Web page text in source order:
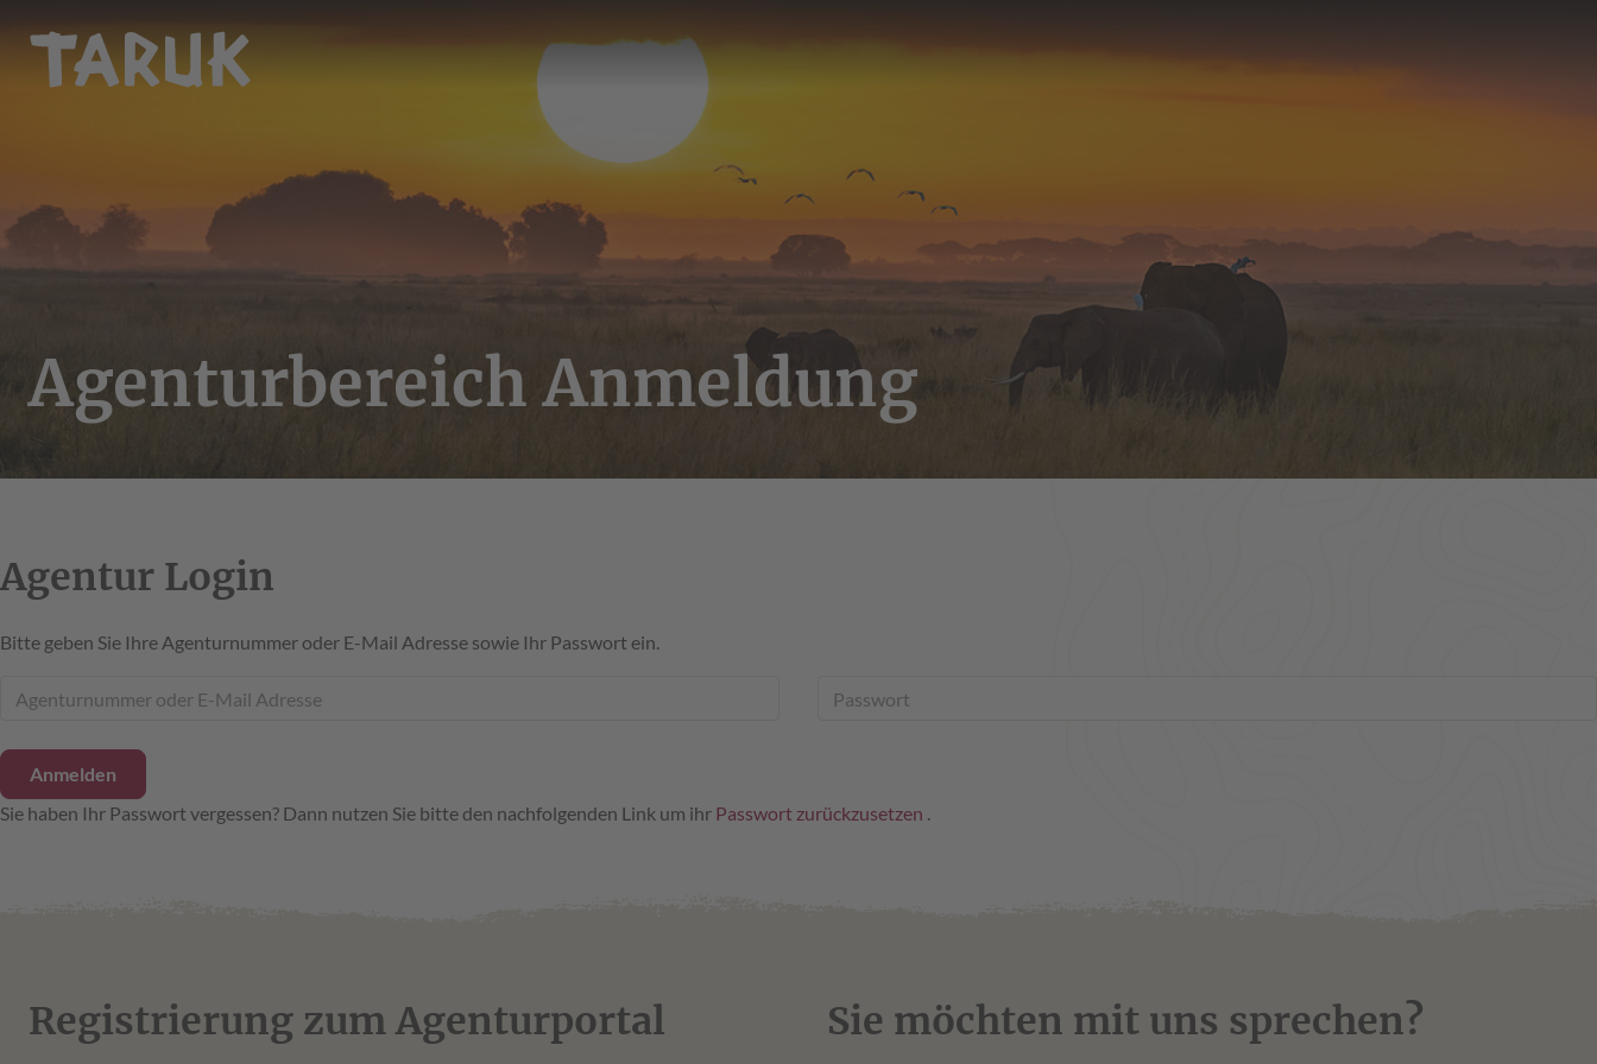
Agenturbereich Anmeldung
Agentur Login
Bitte geben Sie Ihre Agenturnummer oder E-Mail Adresse sowie Ihr Passwort ein.
Sie haben Ihr Passwort vergessen? Dann nutzen Sie bitte den nachfolgenden Link um ihr Passwort zurückzusetzen .
Registrierung zum Agenturportal Sie möchten mit uns sprechen?